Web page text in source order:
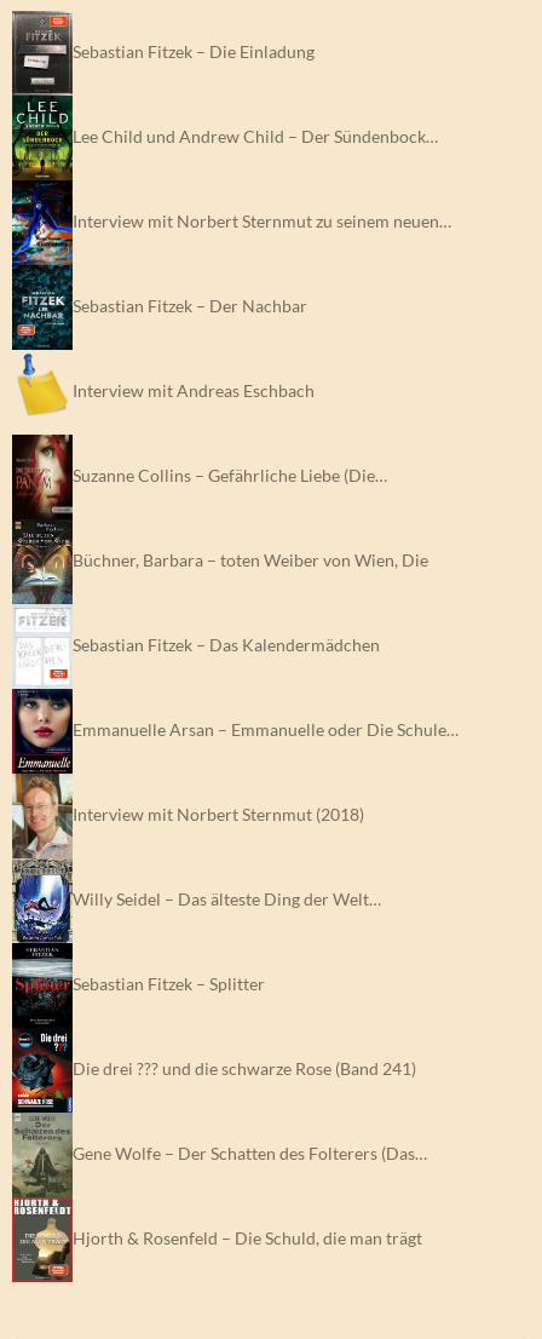
Sebastian Fitzek – Die Einladung
Lee Child und Andrew Child – Der Sündenbock…
Interview mit Norbert Sternmut zu seinem neuen…
Sebastian Fitzek – Der Nachbar
Interview mit Andreas Eschbach
Suzanne Collins – Gefährliche Liebe (Die…
Büchner, Barbara – toten Weiber von Wien, Die
Sebastian Fitzek – Das Kalendermädchen
Emmanuelle Arsan – Emmanuelle oder Die Schule…
Interview mit Norbert Sternmut (2018)
Willy Seidel – Das älteste Ding der Welt…
Sebastian Fitzek – Splitter
Die drei ??? und die schwarze Rose (Band 241)
Gene Wolfe – Der Schatten des Folterers (Das…
Hjorth & Rosenfeld – Die Schuld, die man trägt